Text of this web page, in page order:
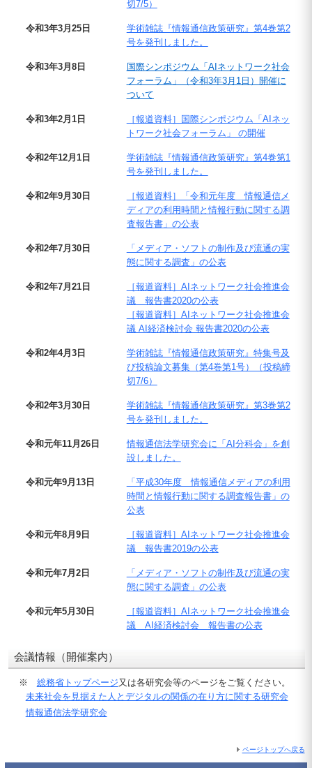
切7/5）
令和3年3月25日
学術雑誌『情報通信政策研究』第4巻第2
号を発刊しました。
令和3年3月8日
国際シンポジウム「AIネットワーク社会
フォーラム」（令和3年3月1日）開催に
ついて
令和3年2月1日
［報道資料］国際シンポジウム「AIネッ
トワーク社会フォーラム」 の開催
令和2年12月1日
学術雑誌『情報通信政策研究』第4巻第1
号を発刊しました。
令和2年9月30日
［報道資料］「令和元年度 情報通信メ
ディアの利用時間と情報行動に関する調
査報告書」の公表
令和2年7月30日
「メディア・ソフトの制作及び流通の実
態に関する調査」の公表
令和2年7月21日
［報道資料］AIネットワーク社会推進会
議 報告書2020の公表
［報道資料］AIネットワーク社会推進会
議 AI経済検討会 報告書2020の公表
令和2年4月3日
学術雑誌『情報通信政策研究』特集号及
び投稿論文募集（第4巻第1号）（投稿締
切7/6）
令和2年3月30日
学術雑誌『情報通信政策研究』第3巻第2
号を発刊しました。
令和元年11月26日
情報通信法学研究会に「AI分科会」を創
設しました。
令和元年9月13日
「平成30年度 情報通信メディアの利用
時間と情報行動に関する調査報告書」の
公表
令和元年8月9日
［報道資料］AIネットワーク社会推進会
議 報告書2019の公表
令和元年7月2日
「メディア・ソフトの制作及び流通の実
態に関する調査」の公表
令和元年5月30日
［報道資料］AIネットワーク社会推進会
議 AI経済検討会 報告書の公表
会議情報（開催案内）
※ 総務省トップページ又は各研究会等のページをご覧ください。
未来社会を見据えた人とデジタルの関係の在り方に関する研究会
情報通信法学研究会
ページトップへ戻る